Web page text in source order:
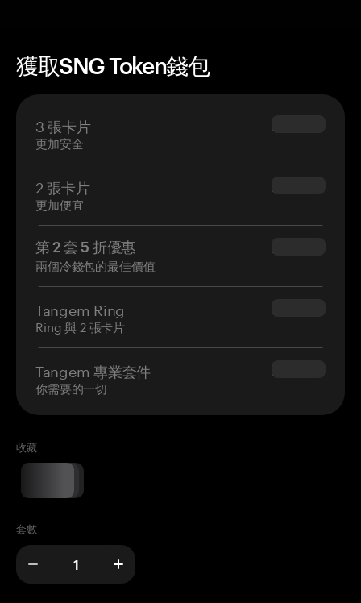
獲取SNG Token錢包
3 張卡片
更加安全
$69.90
2 張卡片
更加便宜
$54.90
第 2 套 5 折優惠
兩個冷錢包的最佳價值
$34.95
Tangem Ring
Ring 與 2 張卡片
$160.00
Tangem 專業套件
你需要的一切
$180.00
收藏
套數